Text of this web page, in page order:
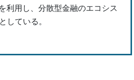
利用し、分散型金融のエコシス
している。